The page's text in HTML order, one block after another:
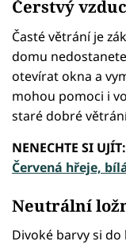
Čerstvý
Časté větrání je
domu
otevírat okna a
mohou pomoci i
staré dobré
NENECHTE SI UJÍT:
Červená hřeje,
Neutrální
Divoké barvy si